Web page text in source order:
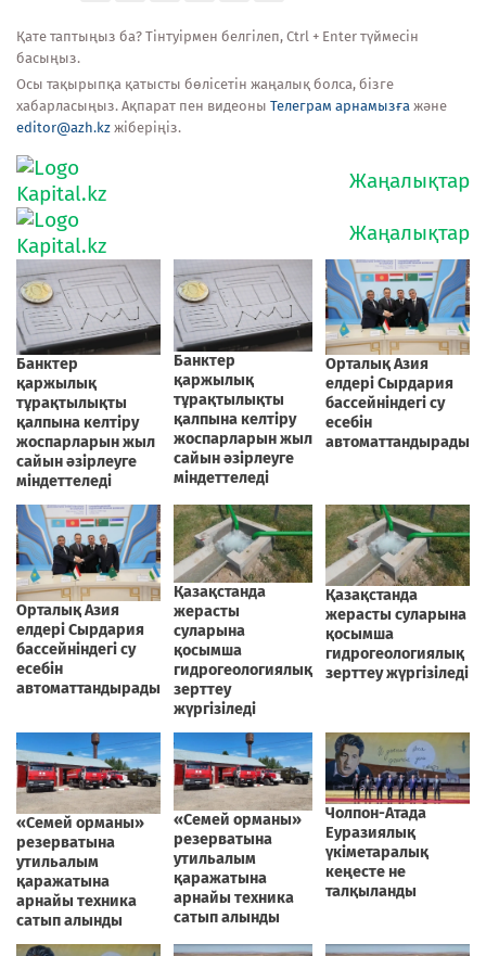
Қате таптыңыз ба? Тінтуірмен белгілеп, Ctrl + Enter түймесін
басыңыз.
Осы тақырыпқа қатысты бөлісетін жаңалық болса, бізге
хабарласыңыз. Ақпарат пен видеоны Телеграм арнамызға және
editor@azh.kz жіберіңіз.